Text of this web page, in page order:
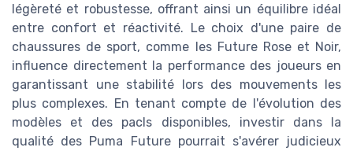
légèreté et robustesse, offrant ainsi un équilibre idéal
entre confort et réactivité. Le choix d'une paire de
chaussures de sport, comme les Future Rose et Noir,
influence directement la performance des joueurs en
garantissant une stabilité lors des mouvements les
plus complexes. En tenant compte de l'évolution des
modèles et des pacls disponibles, investir dans la
qualité des Puma Future pourrait s'avérer judicieux